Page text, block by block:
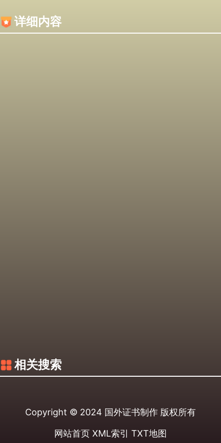
详细内容
相关搜索
Copyright © 2024 国外证书制作 版权所有
网站首页 XML索引 TXT地图